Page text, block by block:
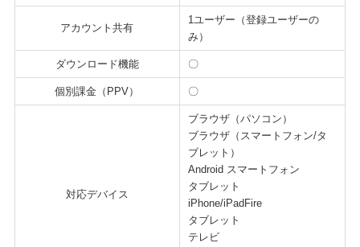
アカウント共有
1ユーザー（登録ユーザーの
み）
ダウンロード機能 〇
個別課金（PPV） 〇
対応デバイス
ブラウザ（パソコン）
ブラウザ（スマートフォン/タ
ブレット）
Android スマートフォン
タブレット
iPhone/iPadFire
タブレット
テレビ